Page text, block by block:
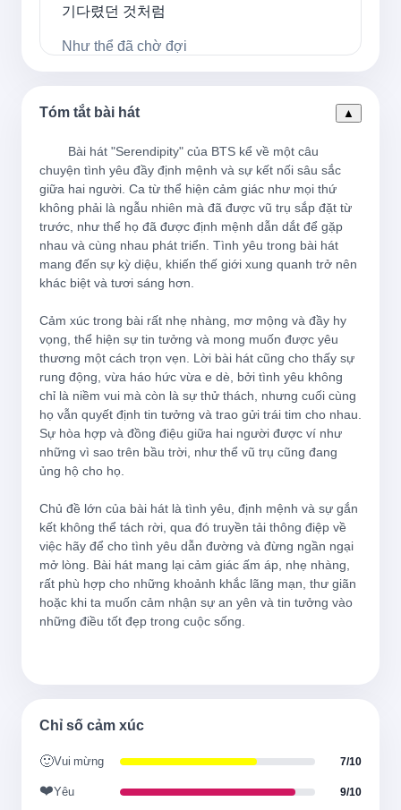
기다렸던 것처럼
Như thể đã chờ đợi
우린 시리도록 피어
어쩌면 우주의 섭리
Có thể là định luật của vũ trụ
그냥 그랬던 거야
Chỉ là như vậy thôi
You know, I know
Bạn biết đấy, tôi biết
너는 나 나는 너
설레는 만큼 많이 두려워
Càng hồi hộp càng sợ hãi nhiều
운명이 우릴 자꾸 질투해서
너만큼 나도 많이 무서워
Tôi cũng sợ nhiều như bạn
Tóm tắt bài hát ▲
chuyện tình yêu đầy định mệnh và sự kết nối sâu sắc
giữa hai người. Ca từ thể hiện cảm giác như mọi thứ
không phải là ngẫu nhiên mà đã được vũ trụ sắp đặt từ
trước, như thể họ đã được định mệnh dẫn dắt để gặp
nhau và cùng nhau phát triển. Tình yêu trong bài hát
mang đến sự kỳ diệu, khiến thế giới xung quanh trở nên
khác biệt và tươi sáng hơn.
Cảm xúc trong bài rất nhẹ nhàng, mơ mộng và đầy hy
vọng, thể hiện sự tin tưởng và mong muốn được yêu
thương một cách trọn vẹn. Lời bài hát cũng cho thấy sự
rung động, vừa háo hức vừa e dè, bởi tình yêu không
chỉ là niềm vui mà còn là sự thử thách, nhưng cuối cùng
họ vẫn quyết định tin tưởng và trao gửi trái tim cho nhau.
Sự hòa hợp và đồng điệu giữa hai người được ví như
những vì sao trên bầu trời, như thể vũ trụ cũng đang
ủng hộ cho họ.
Chủ đề lớn của bài hát là tình yêu, định mệnh và sự gắn
kết không thể tách rời, qua đó truyền tải thông điệp về
việc hãy để cho tình yêu dẫn đường và đừng ngần ngại
mở lòng. Bài hát mang lại cảm giác ấm áp, nhẹ nhàng,
rất phù hợp cho những khoảnh khắc lãng mạn, thư giãn
hoặc khi ta muốn cảm nhận sự an yên và tin tưởng vào
những điều tốt đẹp trong cuộc sống.
Chỉ số cảm xúc
🙂Vui mừng 7/10
❤️Yêu 9/10